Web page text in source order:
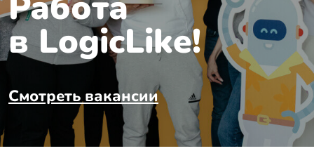
в LogicLike!
Смотреть вакансии